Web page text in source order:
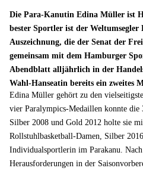
Die Para-Kanutin Edina Müller ist
bester Sportler ist der
Auszeichnung, die der Senat der
gemeinsam mit dem Hamburger
Abendblatt alljährlich in der
Wahl-Hanseatin bereits ein zweites
Edina Müller gehört zu den
vier Paralympics-Medaillen konnte
Silber 2008 und Gold 2012 holte sie
Rollstuhlbasketball-Damen, Silber
Individualsportlerin im Parakanu.
Herausforderungen in der